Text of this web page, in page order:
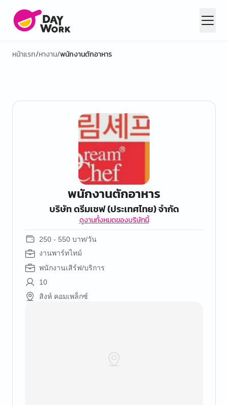
หน้าแรก/หางาน/พนักงานตักอาหาร
พนักงานตักอาหาร
บริษัท ดรีมเชฟ (ประเทศไทย) จำกัด
ดูงานทั้งหมดของบริษัทนี้
250 - 550 บาท/วัน
งานพาร์ทไทม์
พนักงานเสิร์ฟ/บริการ
10
สิงห์ คอมเพล็กซ์